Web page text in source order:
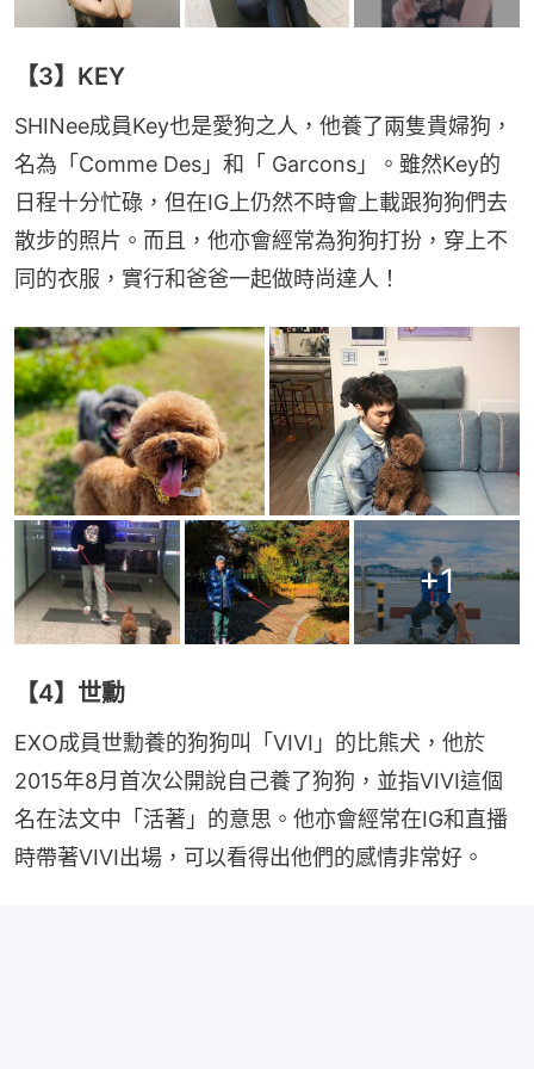
【3】KEY
SHINee成員Key也是愛狗之人，他養了兩隻貴婦狗，
名為「Comme Des」和「 Garcons」。雖然Key的
日程十分忙碌，但在IG上仍然不時會上載跟狗狗們去
散步的照片。而且，他亦會經常為狗狗打扮，穿上不
同的衣服，實行和爸爸一起做時尚達人！
+1
【4】世勳
EXO成員世勳養的狗狗叫「VIVI」的比熊犬，他於
2015年8月首次公開說自己養了狗狗，並指VIVI這個
名在法文中「活著」的意思。他亦會經常在IG和直播
時帶著VIVI出場，可以看得出他們的感情非常好。